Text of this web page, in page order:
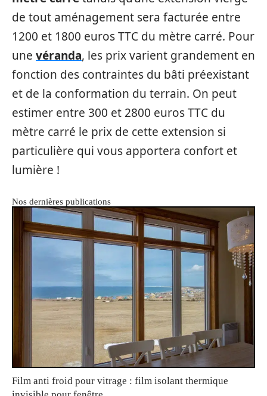
de tout aménagement sera facturée entre
1200 et 1800 euros TTC du mètre carré. Pour
une véranda, les prix varient grandement en
fonction des contraintes du bâti préexistant
et de la conformation du terrain. On peut
estimer entre 300 et 2800 euros TTC du
mètre carré le prix de cette extension si
particulière qui vous apportera confort et
lumière !
Nos dernières publications
Film anti froid pour vitrage : film isolant thermique